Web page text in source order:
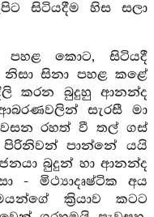
සිටියදීම හිස සලා
පහළ කොට, සිටියදී
සිනා පහළ කළේ
කරන බුදුහු ආනන්ද
සැරසී මා
රහත් වී තල් ගස්
පාන්නේ යයි
බුදුන් හා ආනන්ද
- මිථ්‍යාදෘෂ්ටික අය
ක්‍රියාව කටට